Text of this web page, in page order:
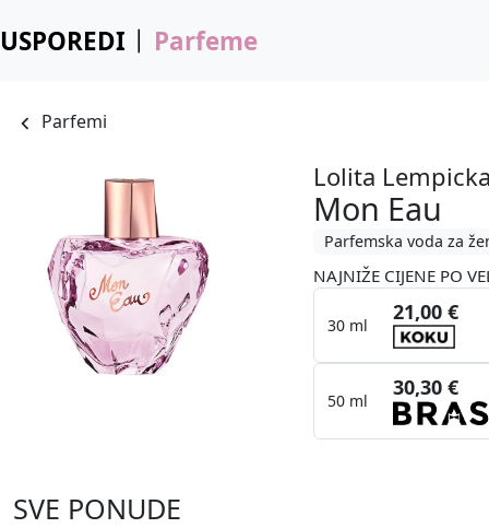
USPOREDI Parfeme
Parfemi
Lolita
Mon Eau
Parfemska voda za
NAJNIŽE CIJENE PO
30 ml
21,00 €
50 ml
30,30 €
SVE PONUDE